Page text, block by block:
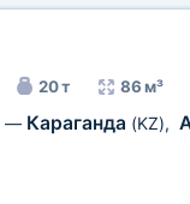
20 т 86 м³
— Караганда (KZ),